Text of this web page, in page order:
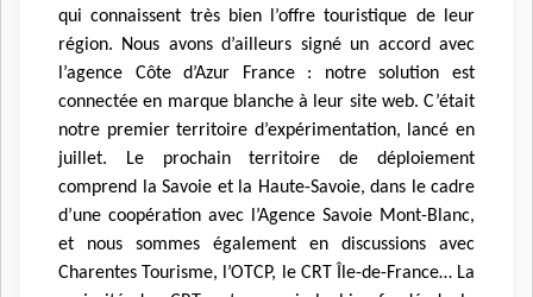
qui connaissent très bien l’offre touristique de leur
région. Nous avons d’ailleurs signé un accord avec
l’agence Côte d’Azur France : notre solution est
connectée en marque blanche à leur site web. C’était
notre premier territoire d’expérimentation, lancé en
juillet. Le prochain territoire de déploiement
comprend la Savoie et la Haute-Savoie, dans le cadre
d’une coopération avec l’Agence Savoie Mont-Blanc,
et nous sommes également en discussions avec
Charentes Tourisme, l’OTCP, le CRT Île-de-France… La